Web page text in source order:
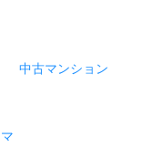
中古マンション